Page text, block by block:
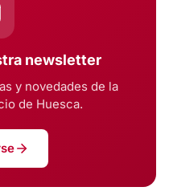
newsletter
y novedades de la
de Huesca.